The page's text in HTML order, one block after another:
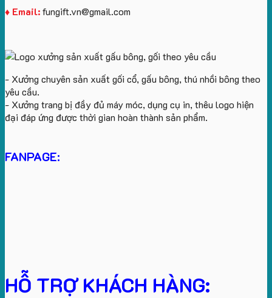
♦ Email:fungift.vn@gmail.com
- Xưởng chuyên sản xuất gối cổ, gấu bông, thú nhồi bông theo
yêu cầu.
- Xưởng trang bị đầy đủ máy móc, dụng cụ in, thêu logo hiện
đại đáp ứng được thời gian hoàn thành sản phẩm.
FANPAGE:
HỖ TRỢ KHÁCH HÀNG: